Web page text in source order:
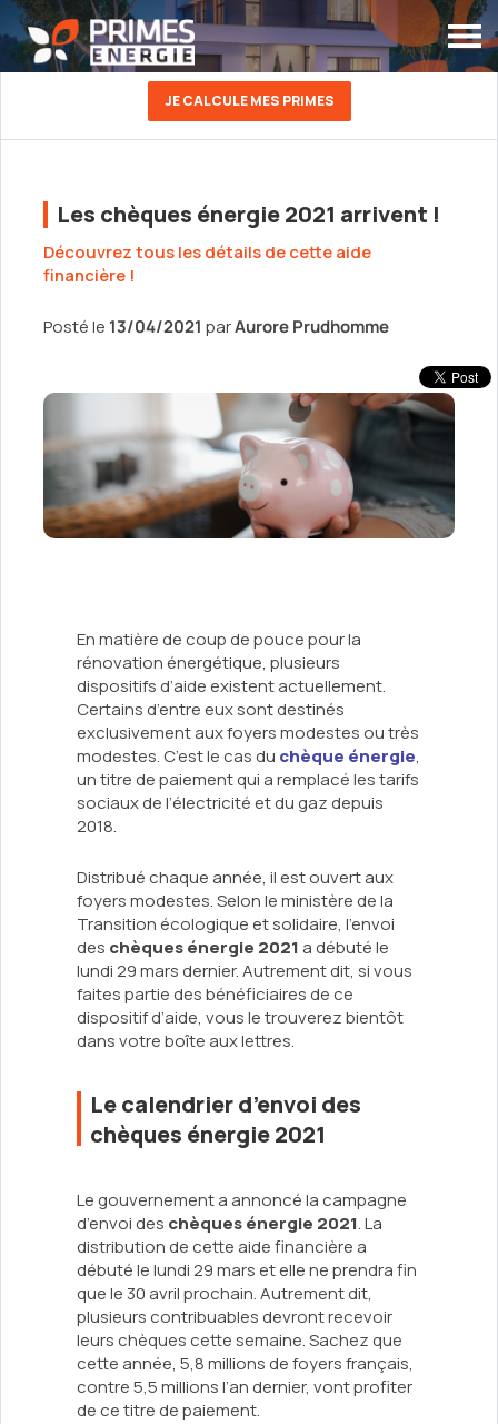
JE CALCULE MES PRIMES
Les chèques énergie 2021 arrivent !
Découvrez tous les détails de cette aide
financière !
Posté le 13/04/2021 parAurore Prudhomme
En matière de coup de pouce pour la
rénovation énergétique, plusieurs
dispositifs d’aide existent actuellement.
Certains d’entre eux sont destinés
exclusivement aux foyers modestes ou très
modestes. C’est le cas du chèque énergie,
un titre de paiement qui a remplacé les tarifs
sociaux de l’électricité et du gaz depuis
2018.
Distribué chaque année, il est ouvert aux
foyers modestes. Selon le ministère de la
Transition écologique et solidaire, l’envoi
des chèques énergie 2021a débuté le
lundi 29 mars dernier. Autrement dit, si vous
faites partie des bénéficiaires de ce
dispositif d’aide, vous le trouverez bientôt
dans votre boîte aux lettres.
Le calendrier d’envoi des
chèques énergie 2021
Le gouvernement a annoncé la campagne
d’envoi des chèques énergie 2021. La
distribution de cette aide financière a
débuté le lundi 29 mars et elle ne prendra fin
que le 30 avril prochain. Autrement dit,
plusieurs contribuables devront recevoir
leurs chèques cette semaine. Sachez que
cette année, 5,8 millions de foyers français,
contre 5,5 millions l’an dernier, vont profiter
de ce titre de paiement.